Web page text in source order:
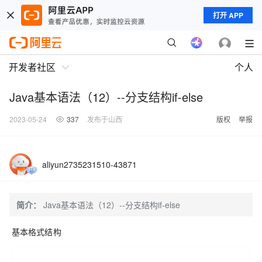
打开 APP
开发者社区 个人
Java基本语法（12）--分支结构if-else
2023-05-24 337 发布于山西 版权 举报
aliyun2735231510-43871
简介： Java基本语法（12）--分支结构if-else
基本格式结构